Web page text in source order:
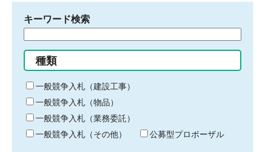
キーワード検索
る
キ
ー
ワ
ー
ド
種類
一般競争入札（建設工事）
一般競争入札（物品）
一般競争入札（業務委託）
一般競争入札（その他）
公募型プロポーザル